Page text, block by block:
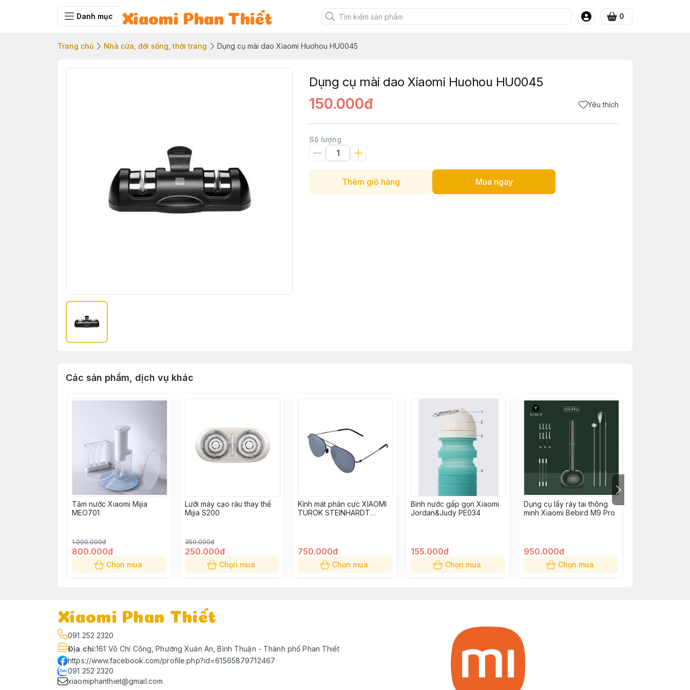
Danh mục Xiaomi Phan Thiết 0
Trang chủ Nhà cửa, đời sống, thời trang Dụng cụ mài dao Xiaomi Huohou HU0045
Dụng cụ mài dao Xiaomi Huohou HU0045
150.000đ Yêu thích
Số lượng
Thêm giỏ hàng Mua ngay
Các sản phẩm, dịch vụ khác
Tăm nước Xiaomi Mijia
MEO701
1.000.000đ
800.000đ
Chọn mua
Lưỡi máy cạo râu thay thế
Mijia S200
350.000đ
250.000đ
Chọn mua
Kính mát phân cực XIAOMI
TUROK STEINHARDT
750.000đ
Chọn mua
Bình nước gấp gọn Xiaomi
Jordan&Judy PE034
155.000đ
Chọn mua
Dụng cụ lấy ráy tai thông
minh Xiaomi Bebird M9 Pro
950.000đ
Chọn mua
Xiaomi Phan Thiết
091 252 2320
Địa chỉ:161 Võ Chí Công, Phường Xuân An, Bình Thuận - Thành phố Phan Thiết
https://www.facebook.com/profile.php?id=61565879712467
091 252 2320
xiaomiphanthiet@gmail.com